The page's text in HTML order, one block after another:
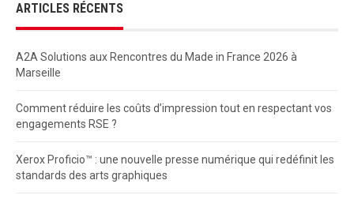
ARTICLES RÉCENTS
A2A Solutions aux Rencontres du Made in France 2026 à
Marseille
Comment réduire les coûts d’impression tout en respectant vos
engagements RSE ?
Xerox Proficio™ : une nouvelle presse numérique qui redéfinit les
standards des arts graphiques